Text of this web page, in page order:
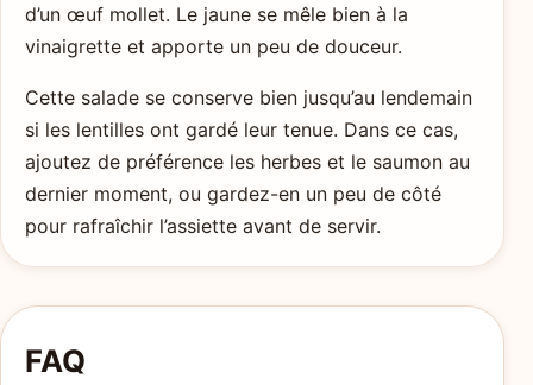
d’un œuf mollet. Le jaune se mêle bien à la
vinaigrette et apporte un peu de douceur.
Cette salade se conserve bien jusqu’au lendemain
si les lentilles ont gardé leur tenue. Dans ce cas,
ajoutez de préférence les herbes et le saumon au
dernier moment, ou gardez-en un peu de côté
pour rafraîchir l’assiette avant de servir.
FAQ